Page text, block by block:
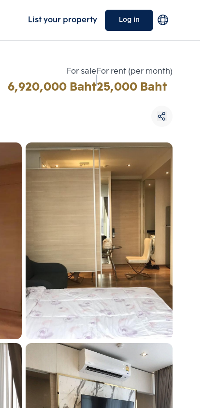
List your property Log in
For sale
6,920,000 Baht
For rent (per month)
25,000 Baht
Choose comparative unit
Maximum 3 units
Compare